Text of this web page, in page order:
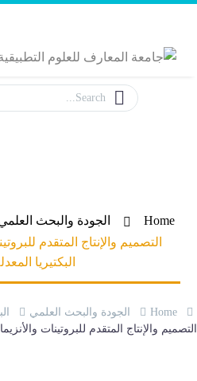
Home الجودة والبحث العلمي
التصميم والإنتاج المتقدم
البكتيريا
Home الجودة والبحث العلمي
والإنتاج المتقدم للبروتينات